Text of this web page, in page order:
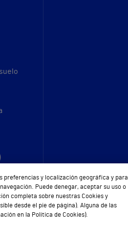
preferencias y localización geográfica y para
Puede denegar, aceptar su uso o
completa sobre nuestras Cookies y
desde el pie de página). Alguna de las
en la Política de Cookies).